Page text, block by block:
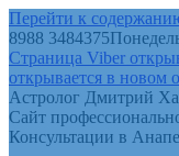
Перейти к
8988 3484375
Страница Viber
открывается в новом
Астролог Дмитрий
Сайт
Консультации в